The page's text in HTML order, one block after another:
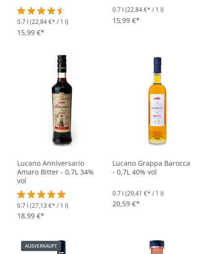
Durchschnittliche Bewertung von 4.3 von 5 Sternen
0.7 l (22,84 €* / 1 l)
15,99 €*
0.7 l (22,84 €* / 1 l)
15,99 €*
Lucano Anniversario
Amaro Bitter - 0,7L 34%
vol
Durchschnittliche Bewertung von 5 von 5 Sternen
0.7 l (27,13 €* / 1 l)
18,99 €*
Lucano Grappa Barocca
- 0,7L 40% vol
0.7 l (29,41 €* / 1 l)
20,59 €*
AUSVERKAUFT